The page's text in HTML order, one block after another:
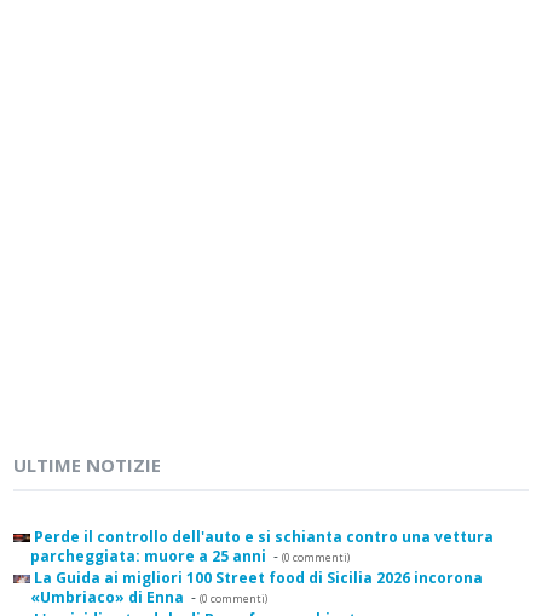
ULTIME NOTIZIE
Perde il controllo dell'auto e si schianta contro una vettura
parcheggiata: muore a 25 anni - (0 commenti)
La Guida ai migliori 100 Street food di Sicilia 2026 incorona
«Umbriaco» di Enna - (0 commenti)